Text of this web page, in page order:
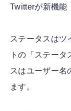
Twitterが新機能
ステータスはツ
トの「ステー
スはユーザー名
ます。